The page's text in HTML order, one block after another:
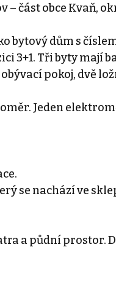
– část obce Kvaň,
bytový dům s
3+1. Tři byty mají
pokoj, dvě
Jeden
se nachází ve
a půdní prostor.